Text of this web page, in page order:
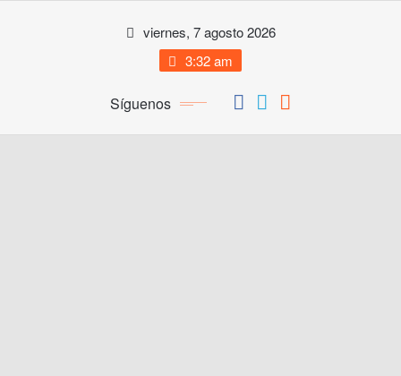
viernes, 7 agosto 2026
3:32 am
Síguenos